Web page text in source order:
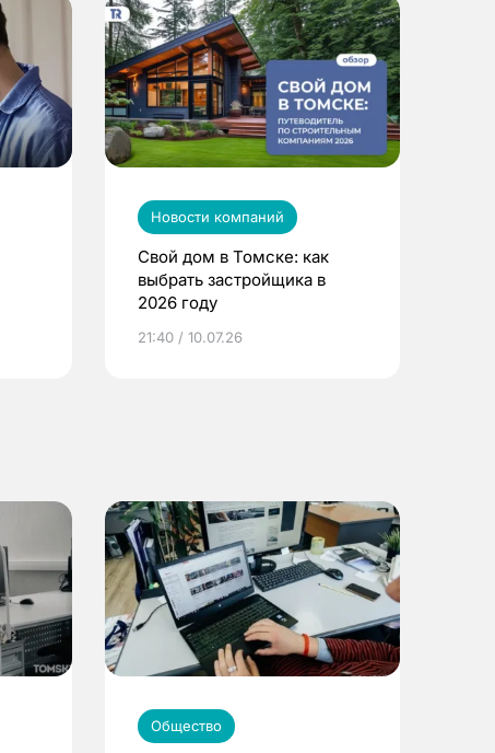
Новости компаний
Свой дом в Томске: как
выбрать застройщика в
2026 году
21:40 / 10.07.26
Общество